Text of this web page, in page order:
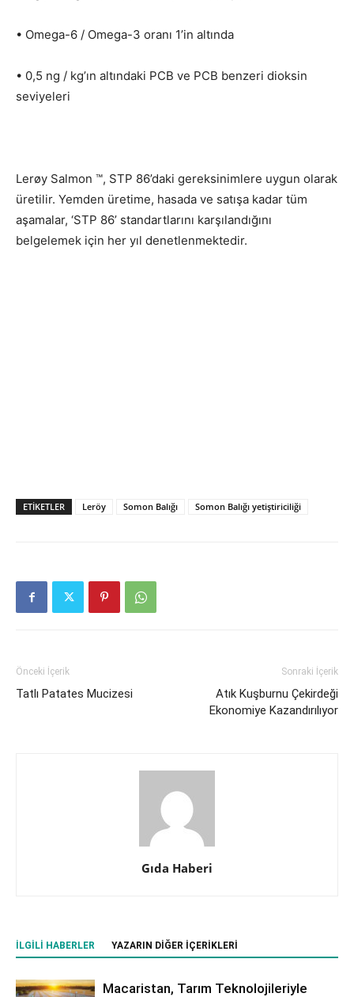
• Omega-6 / Omega-3 oranı 1’in altında
• 0,5 ng / kg’ın altındaki PCB ve PCB benzeri dioksin
seviyeleri
Lerøy Salmon ™, STP 86’daki gereksinimlere uygun olarak
üretilir. Yemden üretime, hasada ve satışa kadar tüm
aşamalar, ‘STP 86’ standartlarını karşılandığını
belgelemek için her yıl denetlenmektedir.
ETIKETLER Leröy Somon Balığı Somon Balığı yetiştiriciliği
Önceki İçerik
Tatlı Patates Mucizesi
Sonraki İçerik
Atık Kuşburnu Çekirdeği
Ekonomiye Kazandırılıyor
Gıda Haberi
İLGILI HABERLER YAZARIN DIĞER İÇERIKLERI
Macaristan, Tarım Teknolojileriyle